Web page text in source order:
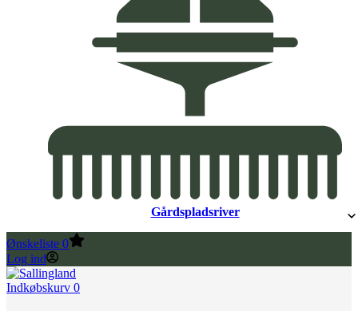
Gårdspladsriver
Ønskeliste 0
Log ind
Indkøbskurv 0